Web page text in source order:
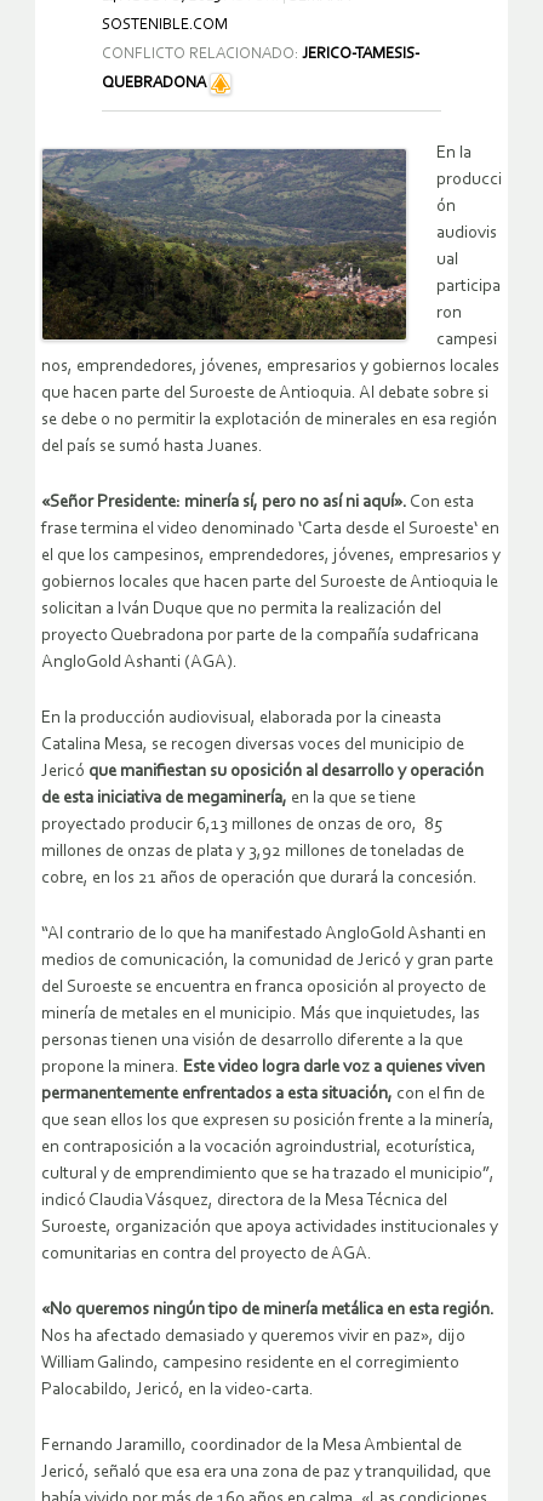
SOSTENIBLE.COM
CONFLICTO RELACIONADO: JERICO-TAMESIS-
QUEBRADONA
En la
producci
ón
audiovis
ual
participa
ron
campesi
nos, emprendedores, jóvenes, empresarios y gobiernos locales
que hacen parte del Suroeste de Antioquia. Al debate sobre si
se debe o no permitir la explotación de minerales en esa región
del país se sumó hasta Juanes.
«Señor Presidente: minería sí, pero no así ni aquí». Con esta
frase termina el video denominado ‘Carta desde el Suroeste‘ en
el que los campesinos, emprendedores, jóvenes, empresarios y
gobiernos locales que hacen parte del Suroeste de Antioquia le
solicitan a Iván Duque que no permita la realización del
proyecto Quebradona por parte de la compañía sudafricana
AngloGold Ashanti (AGA).
En la producción audiovisual, elaborada por la cineasta
Catalina Mesa, se recogen diversas voces del municipio de
Jericó que manifiestan su oposición al desarrollo y operación
de esta iniciativa de megaminería, en la que se tiene
proyectado producir 6,13 millones de onzas de oro, 85
millones de onzas de plata y 3,92 millones de toneladas de
cobre, en los 21 años de operación que durará la concesión.
“Al contrario de lo que ha manifestado AngloGold Ashanti en
medios de comunicación, la comunidad de Jericó y gran parte
del Suroeste se encuentra en franca oposición al proyecto de
minería de metales en el municipio. Más que inquietudes, las
personas tienen una visión de desarrollo diferente a la que
propone la minera. Este video logra darle voz a quienes viven
permanentemente enfrentados a esta situación, con el fin de
que sean ellos los que expresen su posición frente a la minería,
en contraposición a la vocación agroindustrial, ecoturística,
cultural y de emprendimiento que se ha trazado el municipio”,
indicó Claudia Vásquez, directora de la Mesa Técnica del
Suroeste, organización que apoya actividades institucionales y
comunitarias en contra del proyecto de AGA.
«No queremos ningún tipo de minería metálica en esta región.
Nos ha afectado demasiado y queremos vivir en paz», dijo
William Galindo, campesino residente en el corregimiento
Palocabildo, Jericó, en la video-carta.
Fernando Jaramillo, coordinador de la Mesa Ambiental de
Jericó, señaló que esa era una zona de paz y tranquilidad, que